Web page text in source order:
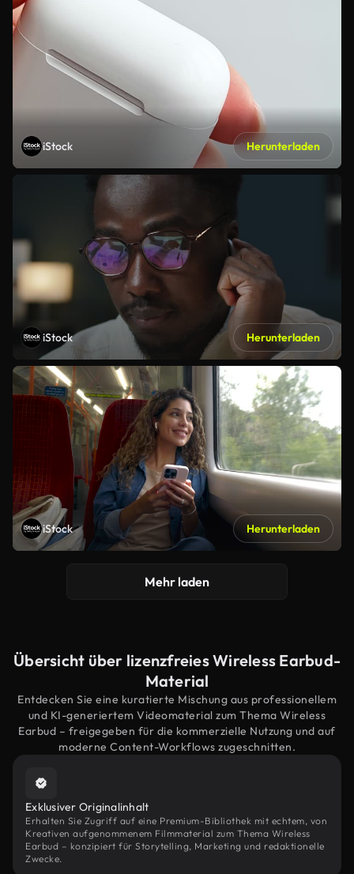
iStock Herunterladen
iStock Herunterladen
iStock Herunterladen
Mehr laden
Übersicht über lizenzfreies Wireless Earbud-
Material
Entdecken Sie eine kuratierte Mischung aus professionellem
und KI-generiertem Videomaterial zum Thema Wireless
Earbud – freigegeben für die kommerzielle Nutzung und auf
moderne Content-Workflows zugeschnitten.
Exklusiver Originalinhalt
Erhalten Sie Zugriff auf eine Premium-Bibliothek mit echtem, von
Kreativen aufgenommenem Filmmaterial zum Thema Wireless
Earbud – konzipiert für Storytelling, Marketing und redaktionelle
Zwecke.